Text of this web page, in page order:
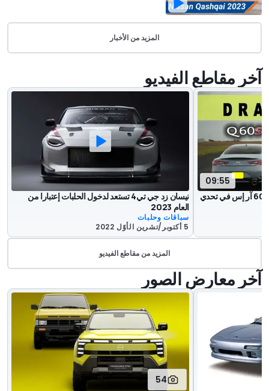
المزيد من الأخبار
آخر مقاطع الفيديو
09:55
نيسان زد الجديدة تواجه إنفينيتي كيو60 آر إس في تحدي
نيسان زد جي تي4 تستعد لدخول الحلبات إعتبارا من
العام 2023
سباقات وحلبات
5 أكتوبر/تشرين الأوّل 2022
المزيد من مقاطع الفيديو
آخر معارض الصور
54